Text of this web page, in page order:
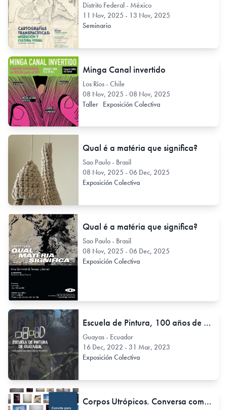
Distrito Federal - México
11 Nov, 2025 - 13 Nov, 2025
Seminario
Minga Canal invertido
Los Ríos - Chile
08 Nov, 2025 - 08 Nov, 2025
Taller Exposición Colectiva
Qual é a matéria que significa?
Sao Paulo - Brasil
08 Nov, 2025 - 06 Dec, 2025
Exposición Colectiva
Qual é a matéria que significa?
Sao Paulo - Brasil
08 Nov, 2025 - 06 Dec, 2025
Exposición Colectiva
Escuela de Pintura, 100 años de arte en el puerto
Guayas - Ecuador
16 Dec, 2022 - 31 Mar, 2023
Exposición Colectiva
Corpos Utrópicos. Conversa como artistas, curador e convidados